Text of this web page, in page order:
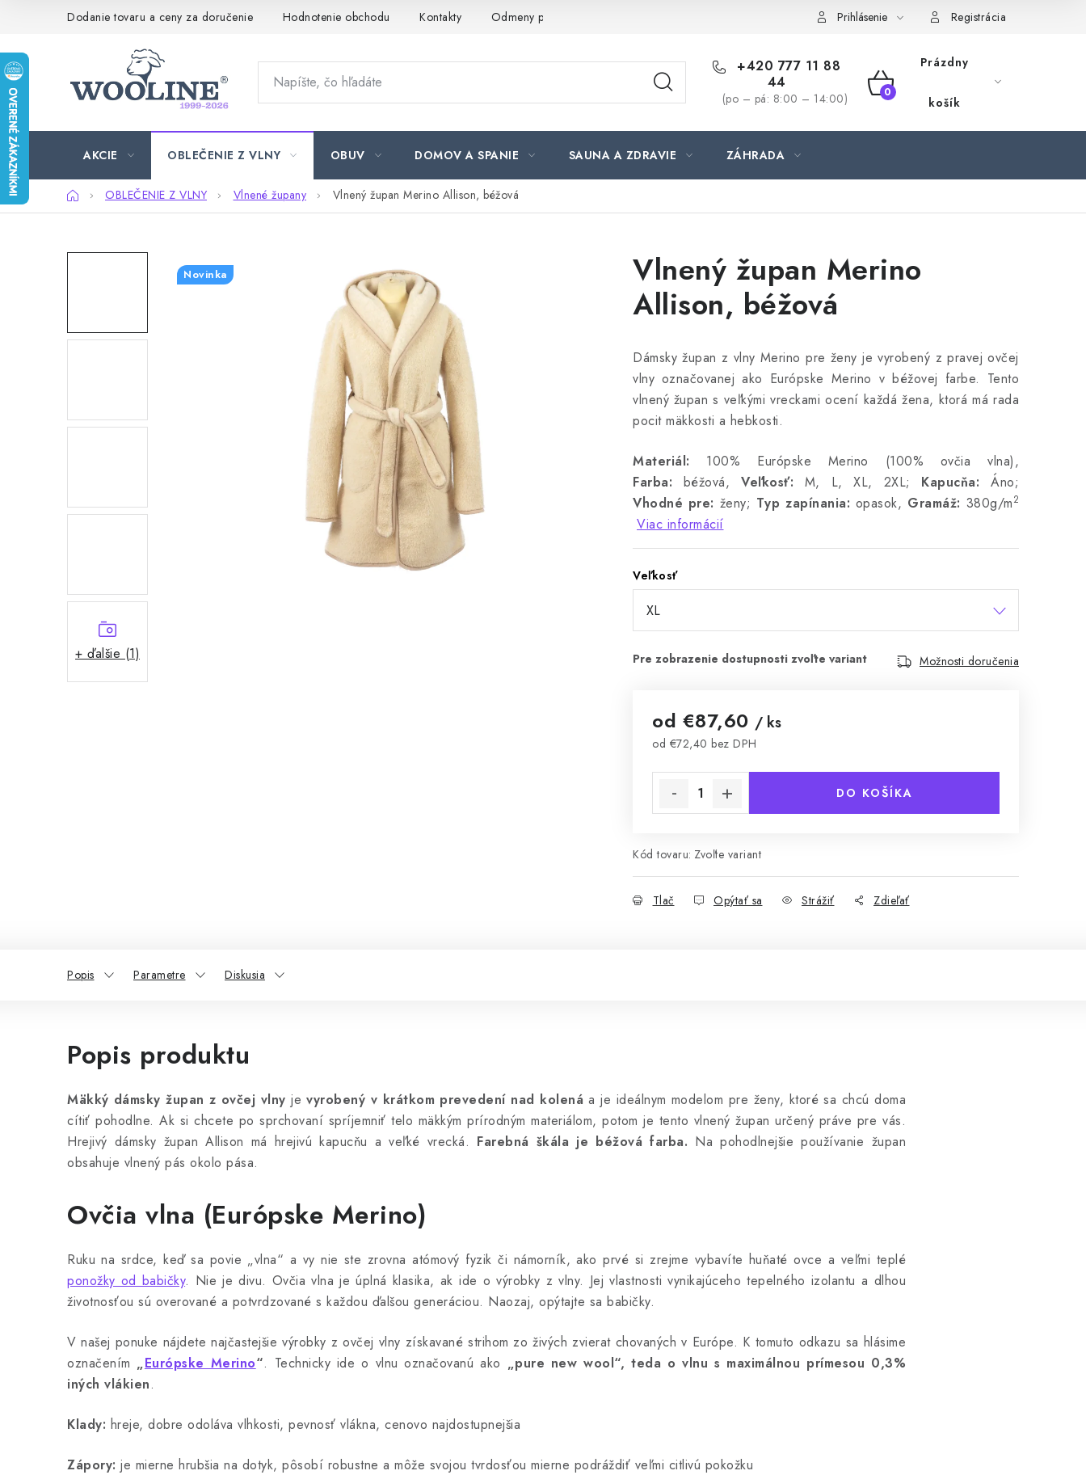
Dodanie tovaru a ceny za doručenie Hodnotenie obchodu Kontakty Odmeny pre našich zákazníkov Prihlásenie Registrácia
+420 777 11 88
44
(po – pá: 8:00 – 14:00)
NÁKUPNÝ
Prázdny
košík
AKCIE OBLEČENIE Z VLNY OBUV DOMOV A SPANIE SAUNA A ZDRAVIE ZÁHRADA
DomovOBLEČENIE Z VLNY Vlnené župany Vlnený župan Merino Allison, béžová
+ ďalšie (1)
Vlnený župan Merino
Allison, béžová
Dámsky župan z vlny Merino pre ženy je vyrobený z pravej ovčej
vlny označovanej ako Európske Merino v béžovej farbe. Tento
vlnený župan s veľkými vreckami ocení každá žena, ktorá má rada
pocit mäkkosti a hebkosti.
Materiál: 100% Európske Merino (100% ovčia vlna),
Farba: béžová, Veľkosť: M, L, XL, 2XL; Kapucňa: Áno;
Vhodné pre: ženy; Typ zapínania: opasok, Gramáž: 380g/m2
Viac informácií
Veľkosť
Možnosti doručenia
od €87,60 / ks
od €72,40 bez DPH
DO KOŠÍKA
Kód tovaru: Zvoľte variant
Tlač Opýtať sa Strážiť Zdieľať
Novinka
Popis Parametre Diskusia
Popis produktu
Mäkký dámsky župan z ovčej vlny jevyrobený v krátkom prevedení nad kolená a je ideálnym modelom pre ženy, ktoré sa chcú doma
cítiť pohodlne. Ak si chcete po sprchovaní spríjemniť telo mäkkým prírodným materiálom, potom je tento vlnený župan určený práve pre vás.
Hrejivý dámsky župan Allison má hrejivú kapucňu a veľké vrecká. Farebná škála je béžová farba. Na pohodlnejšie používanie župan
obsahuje vlnený pás okolo pása.
Ovčia vlna (Európske Merino)
Ruku na srdce, keď sa povie „vlna“ a vy nie ste zrovna atómový fyzik či námorník, ako prvé si zrejme vybavíte huňaté ovce a veľmi teplé
ponožky od babičky. Nie je divu. Ovčia vlna je úplná klasika, ak ide o výrobky z vlny. Jej vlastnosti vynikajúceho tepelného izolantu a dlhou
životnosťou sú overované a potvrdzované s každou ďalšou generáciou. Naozaj, opýtajte sa babičky.
V našej ponuke nájdete najčastejšie výrobky z ovčej vlny získavané strihom zo živých zvierat chovaných v Európe. K tomuto odkazu sa hlásime
označením „Európske Merino“. Technicky ide o vlnu označovanú ako „pure new wool“, teda o vlnu s maximálnou prímesou 0,3%
iných vlákien.
Klady: hreje, dobre odoláva vlhkosti, pevnosť vlákna, cenovo najdostupnejšia
Zápory: je mierne hrubšia na dotyk, pôsobí robustne a môže svojou tvrdosťou mierne podráždiť veľmi citlivú pokožku